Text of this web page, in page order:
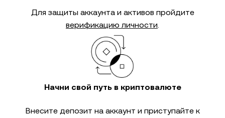
Для защиты аккаунта и активов пройдите
верификацию личности.
Начни свой путь в криптовалюте
Внесите депозит на аккаунт и приступайте к